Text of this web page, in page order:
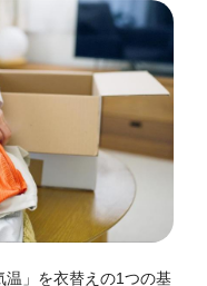
温」を衣替えの1つの基